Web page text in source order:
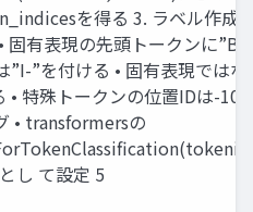
を得る 3. ラベル作成
固有表現の先頭トークンに”B-
”I-”を付ける • 固有表現では
• 特殊トークンの位置IDは-
• transformersの
し て設定 5